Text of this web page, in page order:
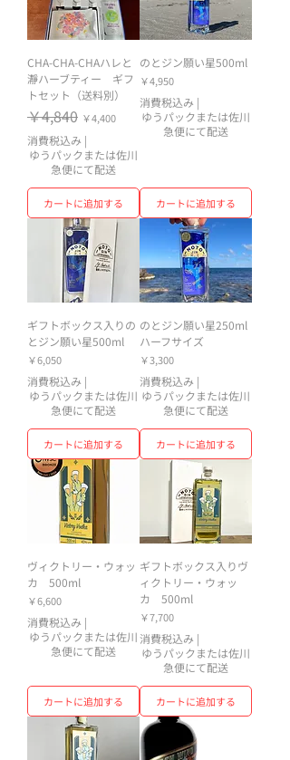
CHA-CHA-CHAハレと
瀞ハーブティー ギフ
トセット（送料別）
通常価格
￥4,840 セール価格
￥4,400
消費税込み |
ゆうパックまたは佐川
急便にて配送
カートに追加する
のとジン願い星500ml
価格
￥4,950
消費税込み |
ゆうパックまたは佐川
急便にて配送
カートに追加する
ギフトボックス入りの
とジン願い星500ml
価格
￥6,050
消費税込み |
ゆうパックまたは佐川
急便にて配送
カートに追加する
のとジン願い星250ml
ハーフサイズ
価格
￥3,300
消費税込み |
ゆうパックまたは佐川
急便にて配送
カートに追加する
ヴィクトリー・ウォッ
カ 500ml
価格
￥6,600
消費税込み |
ゆうパックまたは佐川
急便にて配送
カートに追加する
ギフトボックス入りヴ
ィクトリー・ウォッ
カ 500ml
価格
￥7,700
消費税込み |
ゆうパックまたは佐川
急便にて配送
カートに追加する